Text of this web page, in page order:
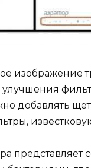
изображение
улучшения
добавлять
представляет